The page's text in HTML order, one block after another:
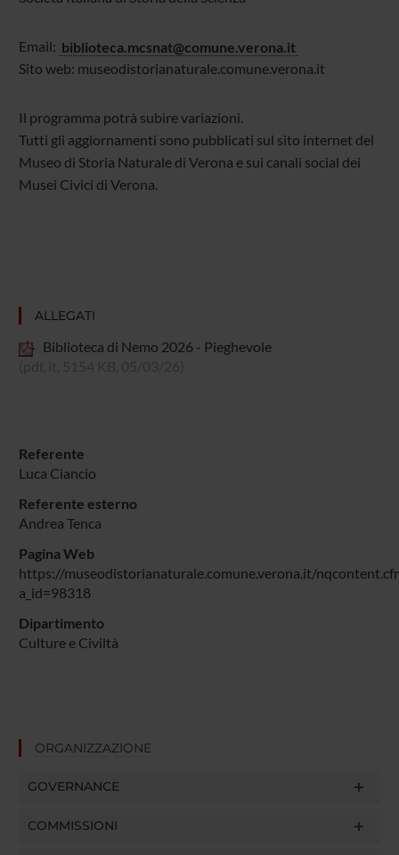
Email: biblioteca.mcsnat@comune.verona.it
Sito web: museodistorianaturale.comune.verona.it
Il programma potrà subire variazioni.
Tutti gli aggiornamenti sono pubblicati sul sito internet del
Museo di Storia Naturale di Verona e sui canali social dei
Musei Civici di Verona.
ALLEGATI
Biblioteca di Nemo 2026 - Pieghevole
Referente
Luca Ciancio
Referente esterno
Andrea Tenca
Pagina Web
https://museodistorianaturale.comune.verona.it/
a_id=98318
Dipartimento
Culture e Civiltà
ORGANIZZAZIONE
GOVERNANCE
COMMISSIONI